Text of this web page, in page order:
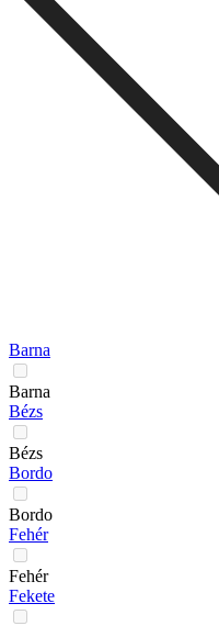
Barna
Barna
Bézs
Bézs
Bordo
Bordo
Fehér
Fehér
Fekete